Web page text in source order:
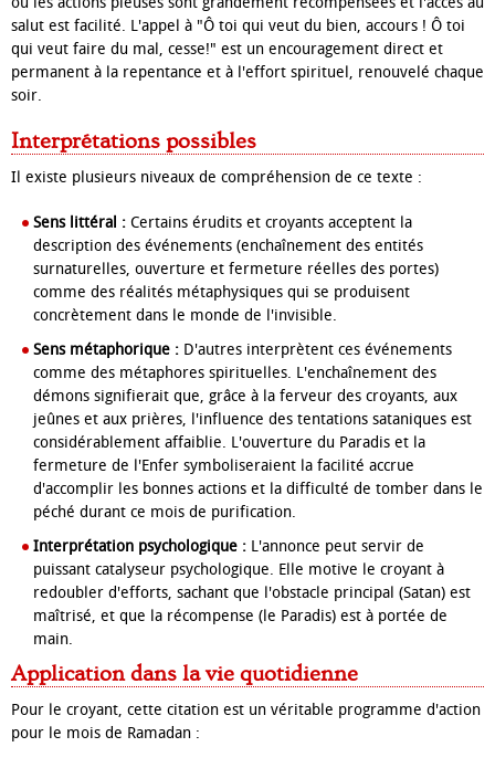
salut est facilité. L'appel à "Ô toi qui veut du bien, accours ! Ô toi
qui veut faire du mal, cesse!" est un encouragement direct et
permanent à la repentance et à l'effort spirituel, renouvelé chaque
soir.
Interprétations possibles
Il existe plusieurs niveaux de compréhension de ce texte :
Sens littéral : Certains érudits et croyants acceptent la
description des événements (enchaînement des entités
surnaturelles, ouverture et fermeture réelles des portes)
comme des réalités métaphysiques qui se produisent
concrètement dans le monde de l'invisible.
Sens métaphorique : D'autres interprètent ces événements
comme des métaphores spirituelles. L'enchaînement des
démons signifierait que, grâce à la ferveur des croyants, aux
jeûnes et aux prières, l'influence des tentations sataniques est
considérablement affaiblie. L'ouverture du Paradis et la
fermeture de l'Enfer symboliseraient la facilité accrue
d'accomplir les bonnes actions et la difficulté de tomber dans le
péché durant ce mois de purification.
Interprétation psychologique : L'annonce peut servir de
puissant catalyseur psychologique. Elle motive le croyant à
redoubler d'efforts, sachant que l'obstacle principal (Satan) est
maîtrisé, et que la récompense (le Paradis) est à portée de
main.
Application dans la vie quotidienne
Pour le croyant, cette citation est un véritable programme d'action
pour le mois de Ramadan :